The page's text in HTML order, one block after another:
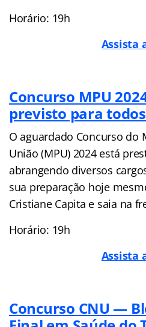
Horário: 19h
Assista
Concurso MPU
previsto para
O aguardado Concurso do
União (MPU) 2024 está
abrangendo diversos
sua preparação hoje
Cristiane Capita e saia na
Horário: 19h
Assista
Concurso CNU —